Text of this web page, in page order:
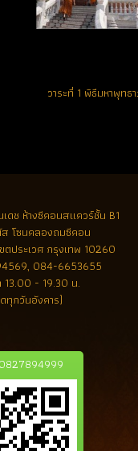
ดช ห้างซีคอนสแควร์ชั้น B1
ส โซนคลองถมซีคอน
ตประเวศ กรุงเทพ 10260
084-6653655
13.00 - 19.30 น.
ทุกวันอังคาร)